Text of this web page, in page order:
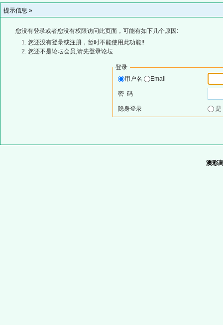
提示信息 »
您没有登录或者您没有权限访问此页面，可能有如下几个原因:
您还没有登录或注册，暂时不能使用此功能!!
您还不是论坛会员,请先登录论坛
登录
用户名
Email
密 码
隐身登录
澳彩